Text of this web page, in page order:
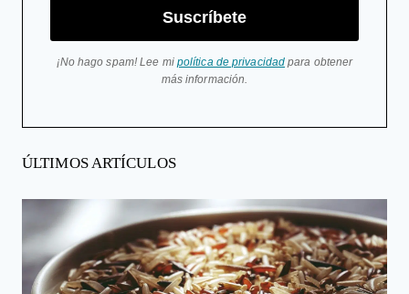
Suscríbete
¡No hago spam! Lee mi política de privacidad para obtener
más información.
ÚLTIMOS ARTÍCULOS